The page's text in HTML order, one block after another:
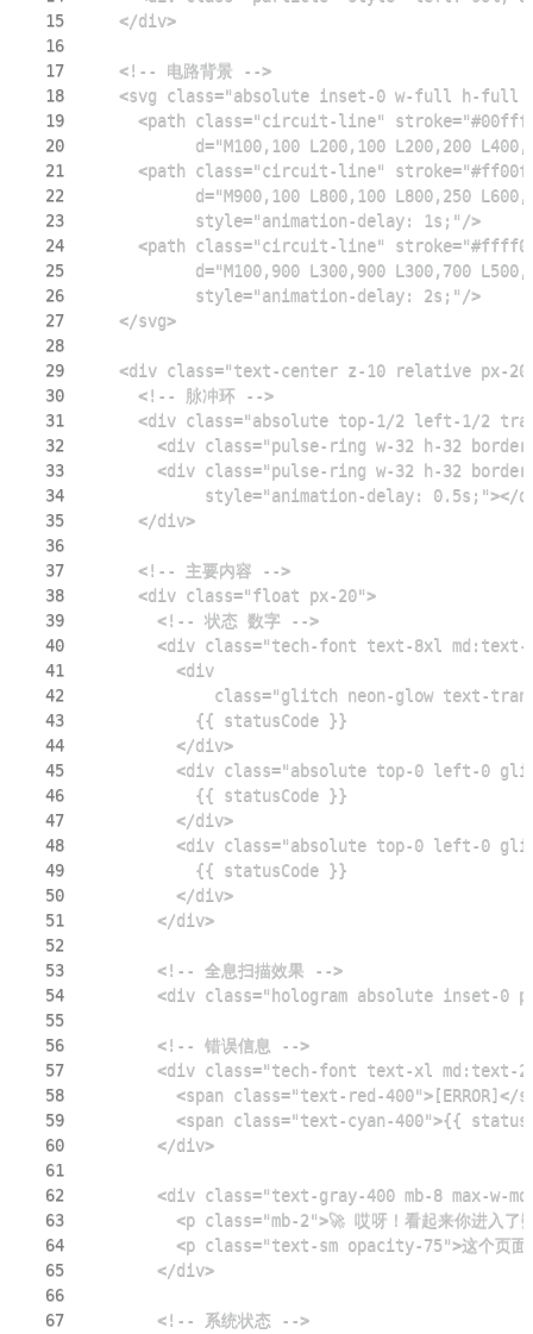
15
    </div>
16
17
    <!-- 电路背景 -->
18
19
20
21
22
23
            style="animation-delay: 1s;"/>
24
25
26
            style="animation-delay: 2s;"/>
27
    </svg>
28
29
30
      <!-- 脉冲环 -->
31
32
33
34
35
      </div>
36
37
      <!-- 主要内容 -->
38
      <div class="float px-20">
39
        <!-- 状态 数字 -->
40
41
          <div
42
43
44
          </div>
45
46
47
          </div>
48
49
50
          </div>
51
        </div>
52
53
        <!-- 全息扫描效果 -->
54
55
56
        <!-- 错误信息 -->
57
58
59
60
        </div>
61
62
63
64
65
        </div>
66
67
        <!-- 系统状态 -->